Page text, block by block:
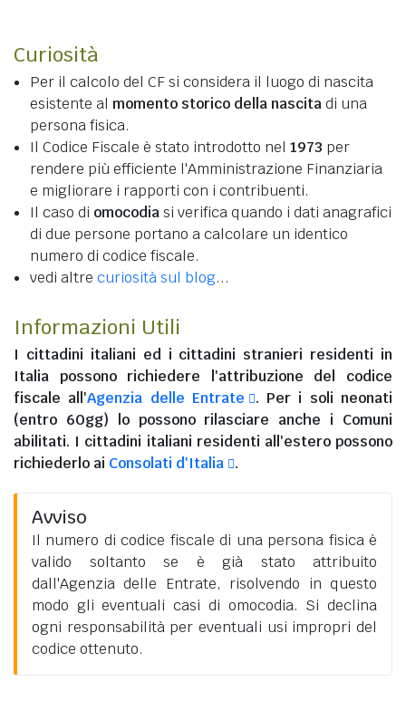
Curiosità
Per il calcolo del CF si considera il luogo di nascita
esistente al momento storico della nascitadi una
persona fisica.
Il Codice Fiscale è stato introdotto nel 1973 per
rendere più efficiente l'Amministrazione Finanziaria
e migliorare i rapporti con i contribuenti.
Il caso di omocodiasi verifica quando i dati anagrafici
di due persone portano a calcolare un identico
numero di codice fiscale.
vedi altre curiosità sul blog...
Informazioni Utili
I cittadini italiani ed i cittadini stranieri residenti in
Italia possono richiedere l'attribuzione del codice
fiscale all'Agenzia delle Entrate
. Per i soli neonati
(entro 60gg) lo possono rilasciare anche i Comuni
abilitati. I cittadini italiani residenti all'esteropossono
richiederlo ai Consolati d'Italia .
Avviso
Il numero di codice fiscale di una persona fisica è
valido soltanto se è già stato attribuito
dall'Agenzia delle Entrate, risolvendo in questo
modo gli eventuali casi di omocodia. Si declina
ogni responsabilità per eventuali usi impropri del
codice ottenuto.